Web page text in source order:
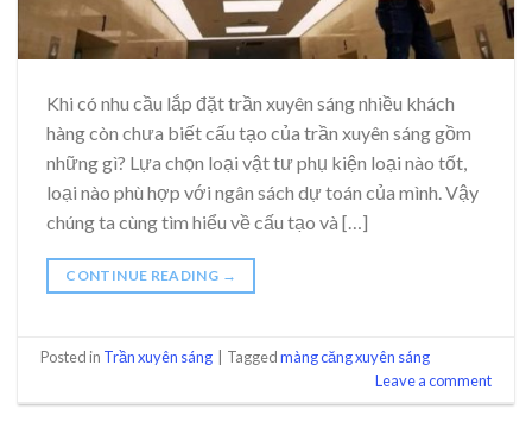
Khi có nhu cầu lắp đặt trần xuyên sáng nhiều khách
hàng còn chưa biết cấu tạo của trần xuyên sáng gồm
những gì? Lựa chọn loại vật tư phụ kiện loại nào tốt,
loại nào phù hợp với ngân sách dự toán của mình. Vậy
chúng ta cùng tìm hiểu về cấu tạo và […]
CONTINUE READING →
Posted in Trần xuyên sáng Taggedmàng căng xuyên sáng
Leave a comment